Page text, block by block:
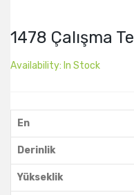
1478 Çalışma
Availability: In Stock
En
Derinlik
Yükseklik